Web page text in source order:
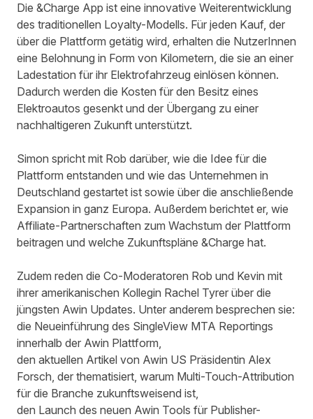
Die &Charge App ist eine innovative Weiterentwicklung
des traditionellen Loyalty-Modells. Für jeden Kauf, der
über die Plattform getätig wird, erhalten die NutzerInnen
eine Belohnung in Form von Kilometern, die sie an einer
Ladestation für ihr Elektrofahrzeug einlösen können.
Dadurch werden die Kosten für den Besitz eines
Elektroautos gesenkt und der Übergang zu einer
nachhaltigeren Zukunft unterstützt.
Simon spricht mit Rob darüber, wie die Idee für die
Plattform entstanden und wie das Unternehmen in
Deutschland gestartet ist sowie über die anschließende
Expansion in ganz Europa. Außerdem berichtet er, wie
Affiliate-Partnerschaften zum Wachstum der Plattform
beitragen und welche Zukunftspläne &Charge hat.
Zudem reden die Co-Moderatoren Rob und Kevin mit
ihrer amerikanischen Kollegin Rachel Tyrer über die
jüngsten Awin Updates. Unter anderem besprechen sie:
die Neueinführung des SingleView MTA Reportings
innerhalb der Awin Plattform,
den aktuellen Artikel von Awin US Präsidentin Alex
Forsch, der thematisiert, warum Multi-Touch-Attribution
für die Branche zukunftsweisend ist,
den Launch des neuen Awin Tools für Publisher-